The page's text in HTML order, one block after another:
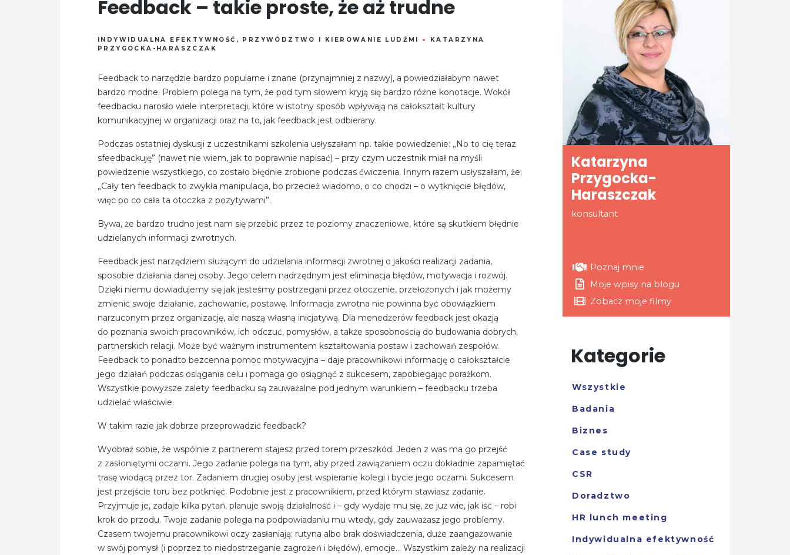
Feedback – takie proste, że aż trudne
INDYWIDUALNA EFEKTYWNOŚĆ , PRZYWÓDZTWO I KIEROWANIE LUDŹMI ●
KATARZYNA
PRZYGOCKA-HARASZCZAK
Feedback to narzędzie bardzo popularne i znane (przynajmniej z nazwy), a powiedziałabym nawet
bardzo modne. Problem polega na tym, że pod tym słowem kryją się bardzo różne konotacje. Wokół
feedbacku narosło wiele interpretacji, które w istotny sposób wpływają na całokształt kultury
komunikacyjnej w organizacji oraz na to, jak feedback jest odbierany.
Podczas ostatniej dyskusji z uczestnikami szkolenia usłyszałam np. takie powiedzenie: „No to cię teraz
sfeedbackuję” (nawet nie wiem, jak to poprawnie napisać) – przy czym uczestnik miał na myśli
powiedzenie wszystkiego, co zostało błędnie zrobione podczas ćwiczenia. Innym razem usłyszałam, że:
„Cały ten feedback to zwykła manipulacja, bo przecież wiadomo, o co chodzi – o wytknięcie błędów,
więc po co cała ta otoczka z pozytywami”.
Bywa, że bardzo trudno jest nam się przebić przez te poziomy znaczeniowe, które są skutkiem błędnie
udzielanych informacji zwrotnych.
Feedback jest narzędziem służącym do udzielania informacji zwrotnej o jakości realizacji zadania,
sposobie działania danej osoby. Jego celem nadrzędnym jest eliminacja błędów, motywacja i rozwój.
Dzięki niemu dowiadujemy się jak jesteśmy postrzegani przez otoczenie, przełożonych i jak możemy
zmienić swoje działanie, zachowanie, postawę. Informacja zwrotna nie powinna być obowiązkiem
narzuconym przez organizację, ale naszą własną inicjatywą. Dla menedżerów feedback jest okazją
do poznania swoich pracowników, ich odczuć, pomysłów, a także sposobnością do budowania dobrych,
partnerskich relacji. Może być ważnym instrumentem kształtowania postaw i zachowań zespołów.
Feedback to ponadto bezcenna pomoc motywacyjna – daje pracownikowi informację o całokształcie
jego działań podczas osiągania celu i pomaga go osiągnąć z sukcesem, zapobiegając porażkom.
Wszystkie powyższe zalety feedbacku są zauważalne pod jednym warunkiem – feedbacku trzeba
udzielać właściwie.
W takim razie jak dobrze przeprowadzić feedback?
Wyobraź sobie, że wspólnie z partnerem stajesz przed torem przeszkód. Jeden z was ma go przejść
z zasłoniętymi oczami. Jego zadanie polega na tym, aby przed zawiązaniem oczu dokładnie zapamiętać
trasę wiodącą przez tor. Zadaniem drugiej osoby jest wspieranie kolegi i bycie jego oczami. Sukcesem
jest przejście toru bez potknięć. Podobnie jest z pracownikiem, przed którym stawiasz zadanie.
Przyjmuje je, zadaje kilka pytań, planuje swoją działalność i – gdy wydaje mu się, że już wie, jak iść – robi
krok do przodu. Twoje zadanie polega na podpowiadaniu mu wtedy, gdy zauważasz jego problemy.
Czasem twojemu pracownikowi oczy zasłaniają: rutyna albo brak doświadczenia, duże zaangażowanie
w swój pomysł (i poprzez to niedostrzeganie zagrożeń i błędów), emocje… Wszystkim zależy na realizacji
Katarzyna
Przygocka-
Haraszczak
konsultant
Poznaj mnie
Moje wpisy na blogu
Zobacz moje filmy
Kategorie
Wszystkie
Badania
Biznes
Case study
CSR
Doradztwo
HR lunch meeting
Indywidualna efektywność